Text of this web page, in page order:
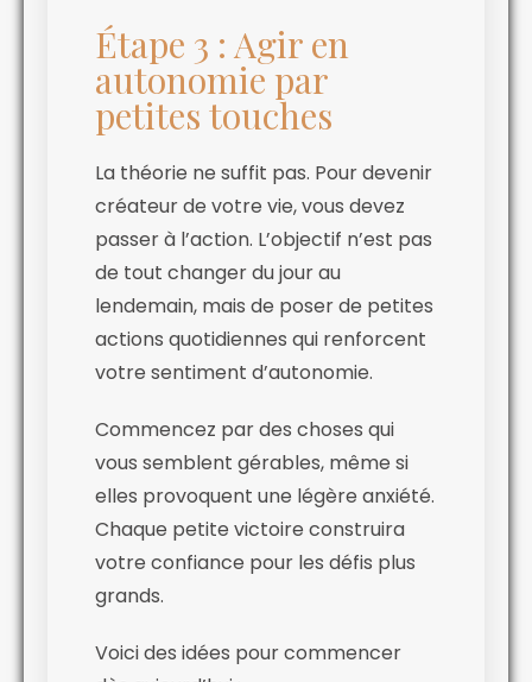
Étape 3 : Agir en
autonomie par
petites touches
La théorie ne suffit pas. Pour devenir
créateur de votre vie, vous devez
passer à l’action. L’objectif n’est pas
de tout changer du jour au
lendemain, mais de poser de petites
actions quotidiennes qui renforcent
votre sentiment d’autonomie.
Commencez par des choses qui
vous semblent gérables, même si
elles provoquent une légère anxiété.
Chaque petite victoire construira
votre confiance pour les défis plus
grands.
Voici des idées pour commencer